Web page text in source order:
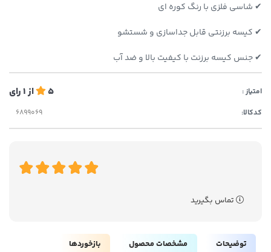
✔ شاسی فلزی با رنگ کوره ای
✔ کیسه برزنتی قابل جداسازی و شستشو
✔ جنس کیسه برزنت با کیفیت بالا و ضد آب
امتیاز : 5 از1رای
کدکالا:
تماس بگیرید
توضیحات مشخصات محصول بازخوردها